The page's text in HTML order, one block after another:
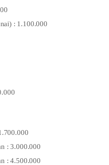
: 1.100.000
: 3.000.000
: 4.500.000